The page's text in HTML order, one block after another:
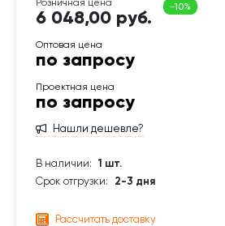
6 048,00 руб.
по запросу
по запросу
Нашли дешевле?
В наличии: 1 шт.
Срок отгрузки:
2-3 дня
Рассчитать доставку